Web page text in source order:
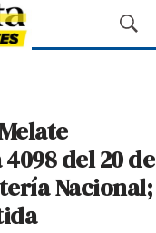
M
o
B
ú
del 20 de
Nacional;